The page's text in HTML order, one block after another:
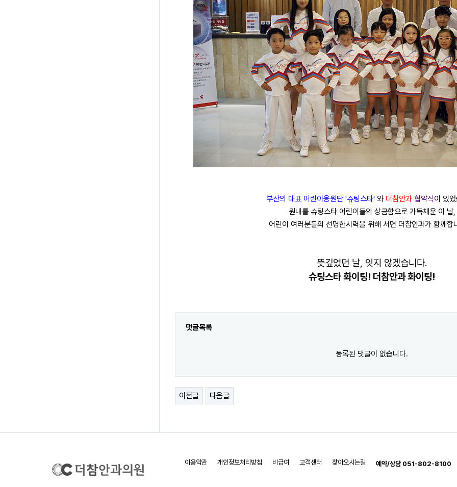
부산의 대표 어린이응원단 '슈팅스타' 와 더참안과 협약식이 있
원내를 슈팅스타 어린이들의 상큼함으로 가득채운 이 날,
어린이 여러분들의 선명한시력을 위해 서면 더참안과가 함께합
뜻깊었던 날, 잊지 않겠습니다.
슈팅스타 화이팅! 더참안과 화이팅!
댓글목록
등록된 댓글이 없습니다.
이전글 다음글
이용약관 개인정보처리방침 비급여 고객센터 찾아오시는길 예약/상담 051-802-8100